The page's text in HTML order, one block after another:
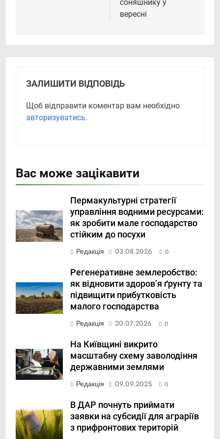
соняшнику у
вересні
ЗАЛИШИТИ ВІДПОВІДЬ
Щоб відправити коментар вам необхідно
авторизуватись.
Вас може зацікавити
Пермакультурні стратегії
управління водними ресурсами:
як зробити мале господарство
стійким до посухи
Редакція
03.08.2026 0
Регенеративне землеробство:
як відновити здоров’я ґрунту та
підвищити прибутковість
малого господарства
Редакція
20.07.2026 0
На Київщині викрито
масштабну схему заволодіння
державними землями
Редакція
09.09.2025 0
В ДАР почнуть приймати
заявки на субсидії для аграріїв
з прифронтових територій